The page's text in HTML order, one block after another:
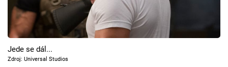
Cool Esport
Pořady
TV Program
Jede se dál...
Zdroj: Universal Studios